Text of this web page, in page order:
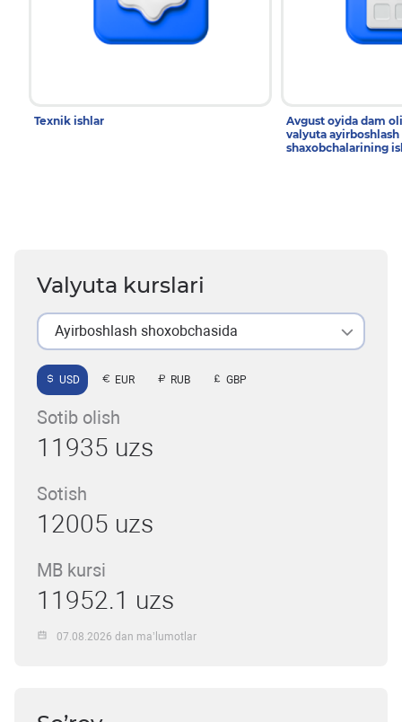
Texnik ishlar
Avgust oyida dam
valyuta ayirboshlash
shaxobchalarining
Valyuta kurslari
Ayirboshlash shoxobchasida
USD EUR RUB GBP
Sotib olish
11935 uzs
Sotish
12005 uzs
MB kursi
11952.1 uzs
07.08.2026 dan ma’lumotlar